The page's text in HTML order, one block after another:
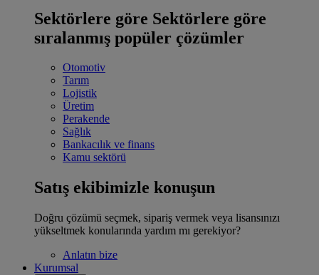
Sektörlere göre Sektörlere göre
sıralanmış popüler çözümler
Otomotiv
Tarım
Lojistik
Üretim
Perakende
Sağlık
Bankacılık ve finans
Kamu sektörü
Satış ekibimizle konuşun
Doğru çözümü seçmek, sipariş vermek veya lisansınızı
yükseltmek konularında yardım mı gerekiyor?
Anlatın bize
Kurumsal